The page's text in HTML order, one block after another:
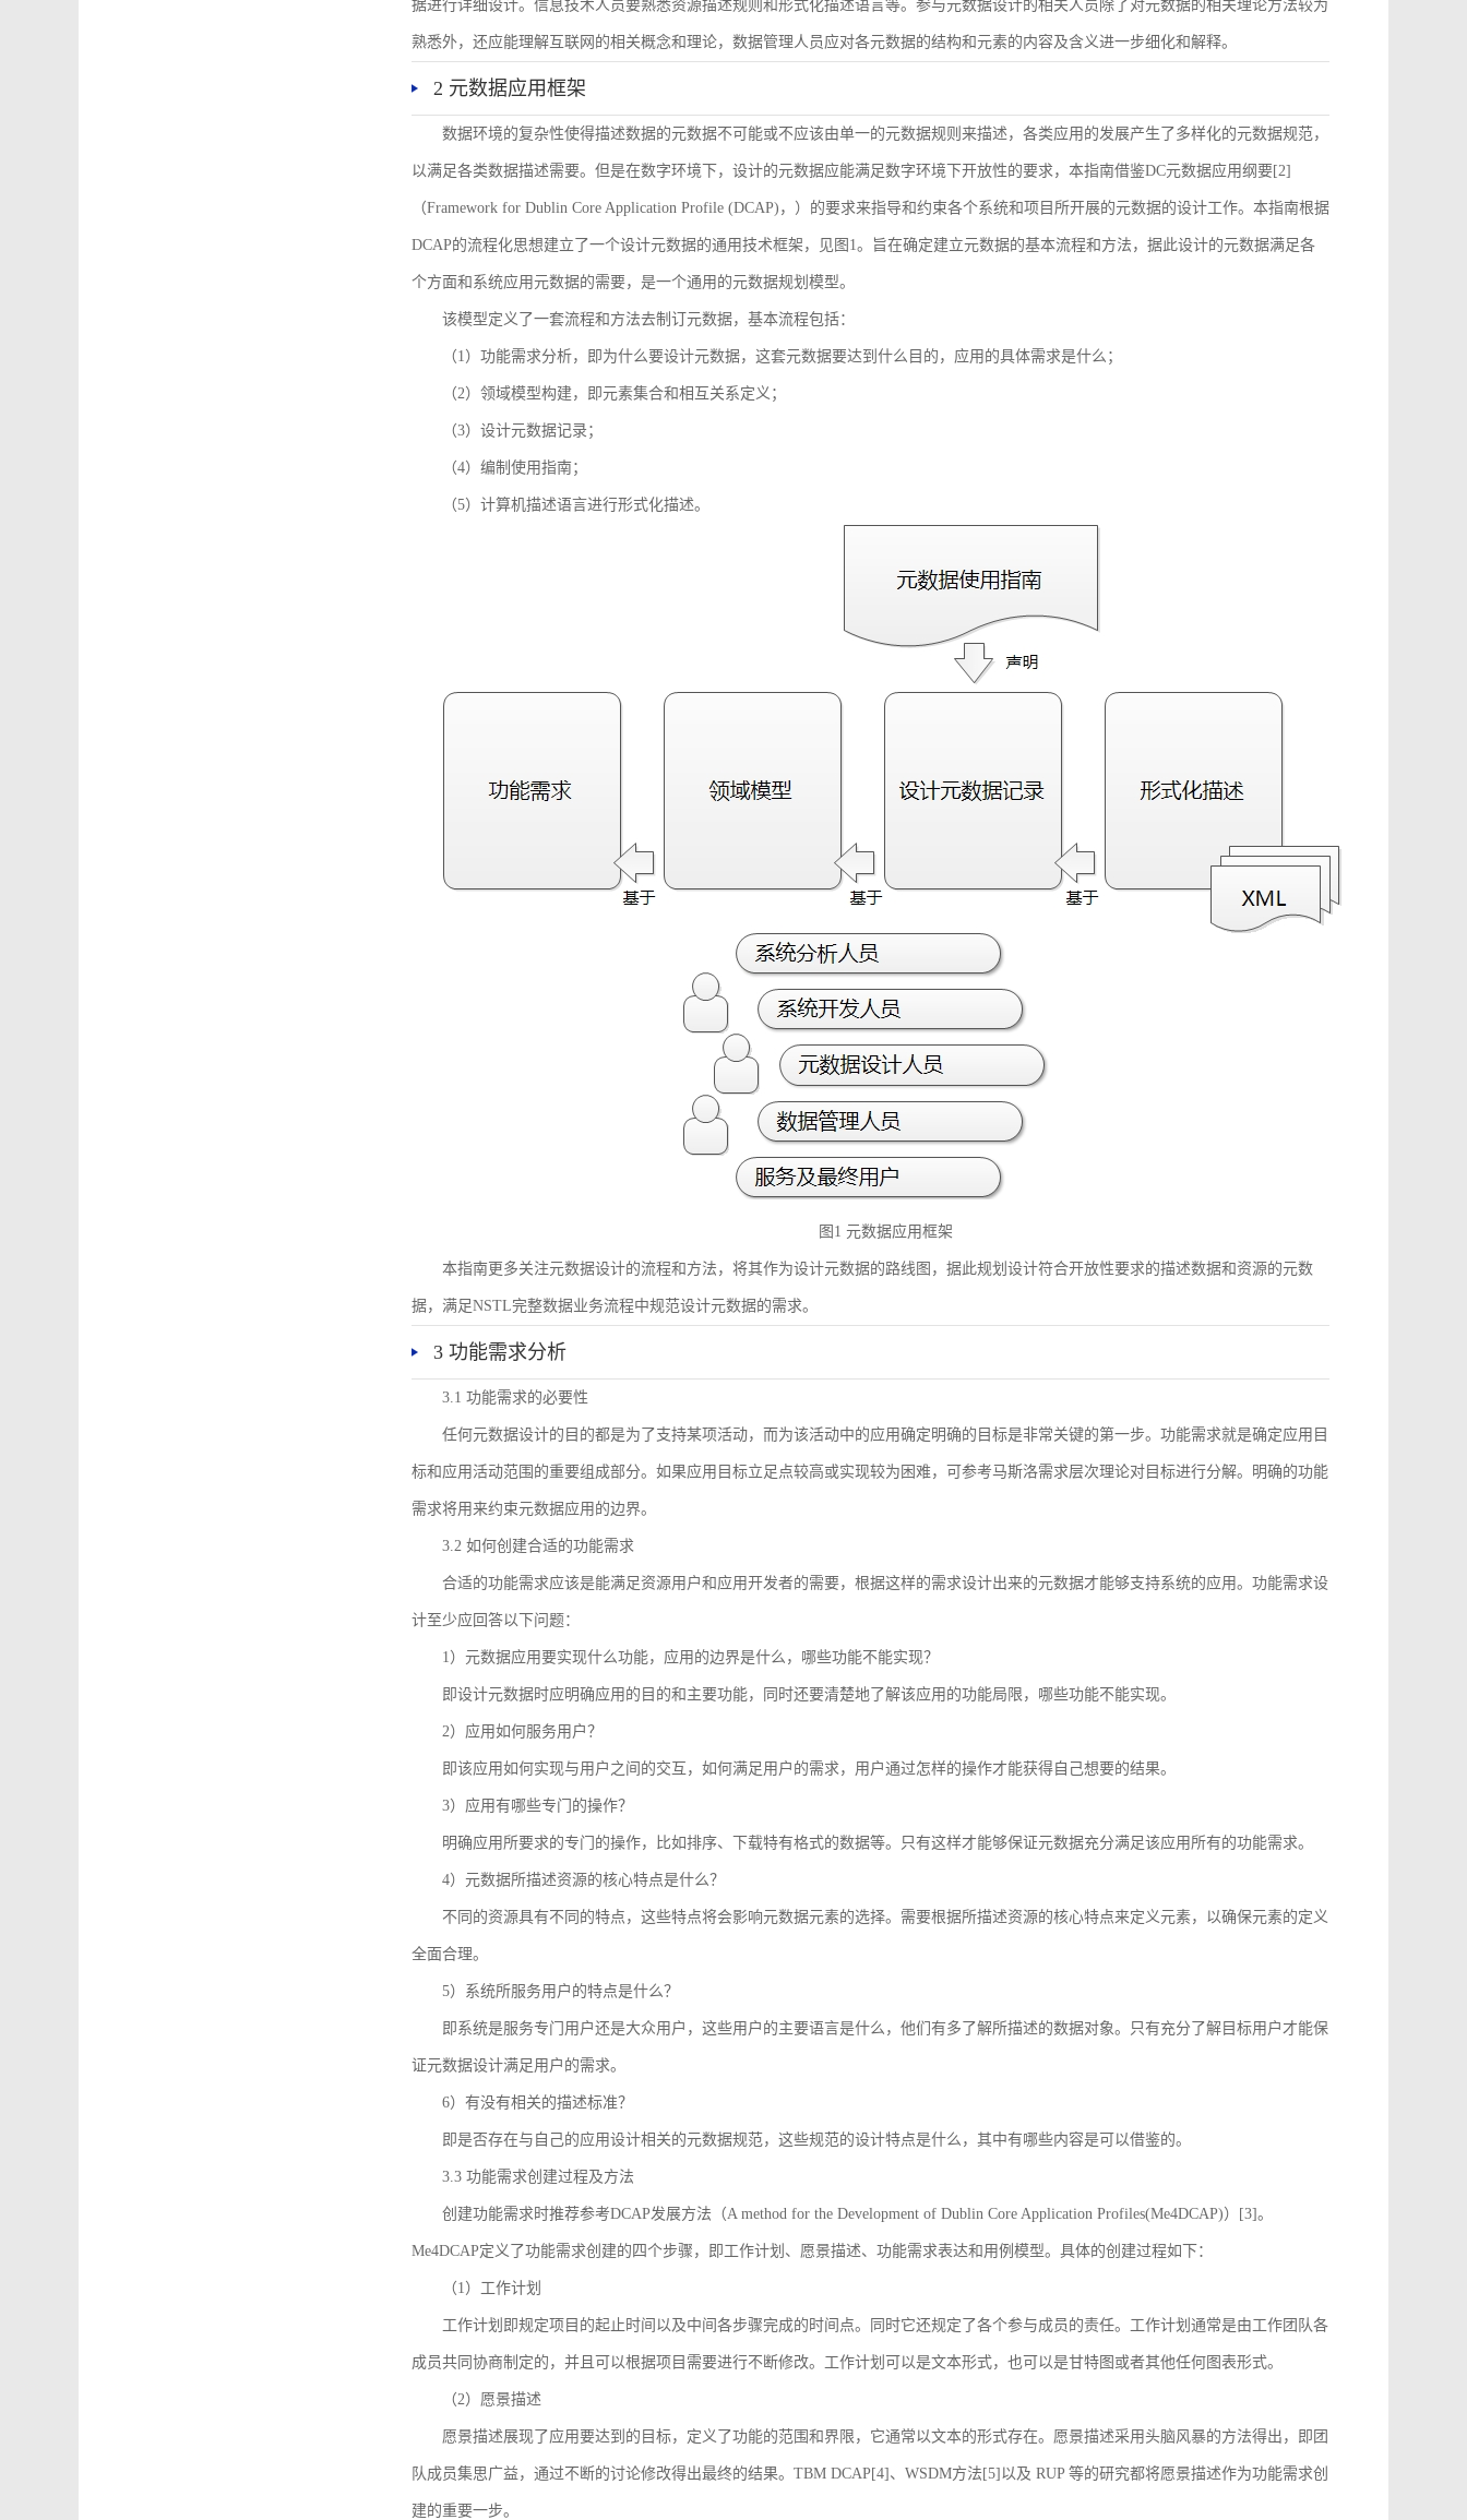
据进行详细设计。信息技术人员要熟悉资源描述规则和形式化描述语言等。参与元数据设计的相关人员除了对元数据的相关理论方法较为
熟悉外，还应能理解互联网的相关概念和理论，数据管理人员应对各元数据的结构和元素的内容及含义进一步细化和解释。
2 元数据应用框架
数据环境的复杂性使得描述数据的元数据不可能或不应该由单一的元数据规则来描述，各类应用的发展产生了多样化的元数据规范，
以满足各类数据描述需要。但是在数字环境下，设计的元数据应能满足数字环境下开放性的要求，本指南借鉴DC元数据应用纲要[2]
（Framework for Dublin Core Application Profile (DCAP)，）的要求来指导和约束各个系统和项目所开展的元数据的设计工作。本指南根据
DCAP的流程化思想建立了一个设计元数据的通用技术框架，见图1。旨在确定建立元数据的基本流程和方法，据此设计的元数据满足各
个方面和系统应用元数据的需要，是一个通用的元数据规划模型。
该模型定义了一套流程和方法去制订元数据，基本流程包括：
（1）功能需求分析，即为什么要设计元数据，这套元数据要达到什么目的，应用的具体需求是什么；
（2）领域模型构建，即元素集合和相互关系定义；
（3）设计元数据记录；
（4）编制使用指南；
（5）计算机描述语言进行形式化描述。
图1 元数据应用框架
本指南更多关注元数据设计的流程和方法，将其作为设计元数据的路线图，据此规划设计符合开放性要求的描述数据和资源的元数
据，满足NSTL完整数据业务流程中规范设计元数据的需求。
3 功能需求分析
3.1 功能需求的必要性
任何元数据设计的目的都是为了支持某项活动，而为该活动中的应用确定明确的目标是非常关键的第一步。功能需求就是确定应用目
标和应用活动范围的重要组成部分。如果应用目标立足点较高或实现较为困难，可参考马斯洛需求层次理论对目标进行分解。明确的功能
需求将用来约束元数据应用的边界。
3.2 如何创建合适的功能需求
合适的功能需求应该是能满足资源用户和应用开发者的需要，根据这样的需求设计出来的元数据才能够支持系统的应用。功能需求设
计至少应回答以下问题：
1）元数据应用要实现什么功能，应用的边界是什么，哪些功能不能实现？
即设计元数据时应明确应用的目的和主要功能，同时还要清楚地了解该应用的功能局限，哪些功能不能实现。
2）应用如何服务用户？
即该应用如何实现与用户之间的交互，如何满足用户的需求，用户通过怎样的操作才能获得自己想要的结果。
3）应用有哪些专门的操作？
明确应用所要求的专门的操作，比如排序、下载特有格式的数据等。只有这样才能够保证元数据充分满足该应用所有的功能需求。
4）元数据所描述资源的核心特点是什么？
不同的资源具有不同的特点，这些特点将会影响元数据元素的选择。需要根据所描述资源的核心特点来定义元素，以确保元素的定义
全面合理。
5）系统所服务用户的特点是什么？
即系统是服务专门用户还是大众用户，这些用户的主要语言是什么，他们有多了解所描述的数据对象。只有充分了解目标用户才能保
证元数据设计满足用户的需求。
6）有没有相关的描述标准？
即是否存在与自己的应用设计相关的元数据规范，这些规范的设计特点是什么，其中有哪些内容是可以借鉴的。
3.3 功能需求创建过程及方法
创建功能需求时推荐参考DCAP发展方法（A method for the Development of Dublin Core Application Profiles(Me4DCAP)）[3]。
Me4DCAP定义了功能需求创建的四个步骤，即工作计划、愿景描述、功能需求表达和用例模型。具体的创建过程如下：
（1）工作计划
工作计划即规定项目的起止时间以及中间各步骤完成的时间点。同时它还规定了各个参与成员的责任。工作计划通常是由工作团队各
成员共同协商制定的，并且可以根据项目需要进行不断修改。工作计划可以是文本形式，也可以是甘特图或者其他任何图表形式。
（2）愿景描述
愿景描述展现了应用要达到的目标，定义了功能的范围和界限，它通常以文本的形式存在。愿景描述采用头脑风暴的方法得出，即团
队成员集思广益，通过不断的讨论修改得出最终的结果。TBM DCAP[4]、WSDM方法[5]以及 RUP 等的研究都将愿景描述作为功能需求创
建的重要一步。